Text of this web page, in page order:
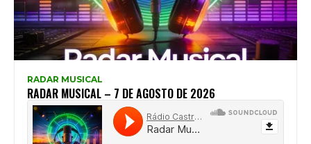
RADAR MUSICAL
RADAR MUSICAL – 7 DE AGOSTO DE 2026